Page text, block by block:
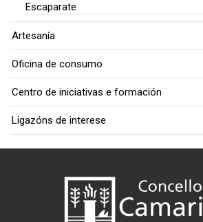
Escaparate
Artesanía
Oficina de consumo
Centro de iniciativas e formación
Ligazóns de interese